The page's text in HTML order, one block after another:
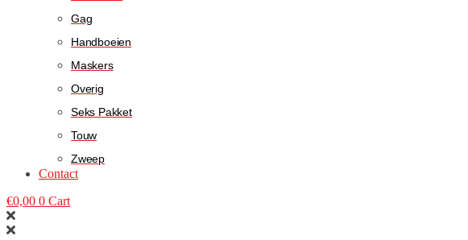
Gag
Handboeien
Maskers
Overig
Seks Pakket
Touw
Zweep
Contact
€0,00 0 Cart